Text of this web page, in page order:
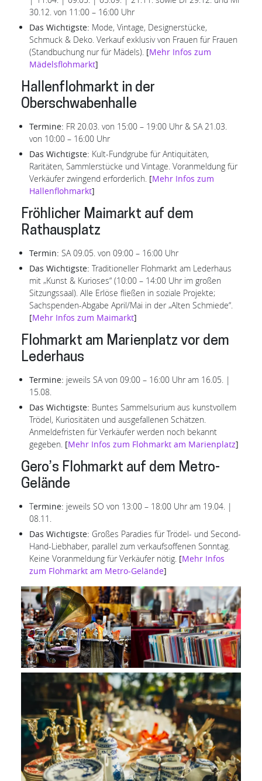
30.12. von 11:00 – 16:00 Uhr
Das Wichtigste: Mode, Vintage, Designerstücke,
Schmuck & Deko. Verkauf exklusiv von Frauen für Frauen
(Standbuchung nur für Mädels). [Mehr Infos zum
Mädelsflohmarkt]
Hallenflohmarkt in der
Oberschwabenhalle
Termine: FR 20.03. von 15:00 – 19:00 Uhr & SA 21.03.
von 10:00 – 16:00 Uhr
Das Wichtigste: Kult-Fundgrube für Antiquitäten,
Raritäten, Sammlerstücke und Vintage. Voranmeldung für
Verkäufer zwingend erforderlich. [Mehr Infos zum
Hallenflohmarkt]
Fröhlicher Maimarkt auf dem
Rathausplatz
Termin: SA 09.05. von 09:00 – 16:00 Uhr
Das Wichtigste: Traditioneller Flohmarkt am Lederhaus
mit „Kunst & Kurioses“ (10:00 – 14:00 Uhr im großen
Sitzungssaal). Alle Erlöse fließen in soziale Projekte;
Sachspenden-Abgabe April/Mai in der „Alten Schmiede“.
[Mehr Infos zum Maimarkt]
Flohmarkt am Marienplatz vor dem
Lederhaus
Termine: jeweils SA von 09:00 – 16:00 Uhr am 16.05. |
15.08.
Das Wichtigste: Buntes Sammelsurium aus kunstvollem
Trödel, Kuriositäten und ausgefallenen Schätzen.
Anmeldefristen für Verkäufer werden noch bekannt
gegeben. [Mehr Infos zum Flohmarkt am Marienplatz]
Gero’s Flohmarkt auf dem Metro-
Gelände
Termine: jeweils SO von 13:00 – 18:00 Uhr am 19.04. |
08.11.
Das Wichtigste: Großes Paradies für Trödel- und Second-
Hand-Liebhaber, parallel zum verkaufsoffenen Sonntag.
Keine Voranmeldung für Verkäufer nötig. [Mehr Infos
zum Flohmarkt am Metro-Gelände]